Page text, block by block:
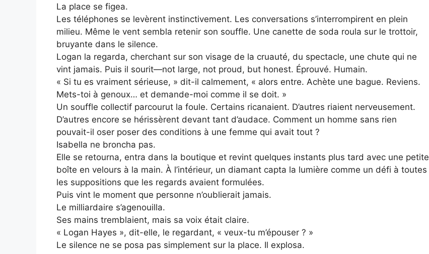
La place se figea.
Les téléphones se levèrent instinctivement. Les conversations s’interrompirent en plein
milieu. Même le vent sembla retenir son souffle. Une canette de soda roula sur le trottoir,
bruyante dans le silence.
Logan la regarda, cherchant sur son visage de la cruauté, du spectacle, une chute qui ne
vint jamais. Puis il sourit—not large, not proud, but honest. Éprouvé. Humain.
« Si tu es vraiment sérieuse, » dit-il calmement, « alors entre. Achète une bague. Reviens.
Mets-toi à genoux… et demande-moi comme il se doit. »
Un souffle collectif parcourut la foule. Certains ricanaient. D’autres riaient nerveusement.
D’autres encore se hérissèrent devant tant d’audace. Comment un homme sans rien
pouvait-il oser poser des conditions à une femme qui avait tout ?
Isabella ne broncha pas.
Elle se retourna, entra dans la boutique et revint quelques instants plus tard avec une petite
boîte en velours à la main. À l’intérieur, un diamant capta la lumière comme un défi à toutes
les suppositions que les regards avaient formulées.
Puis vint le moment que personne n’oublierait jamais.
Le milliardaire s’agenouilla.
Ses mains tremblaient, mais sa voix était claire.
« Logan Hayes », dit-elle, le regardant, « veux-tu m’épouser ? »
Le silence ne se posa pas simplement sur la place. Il explosa.